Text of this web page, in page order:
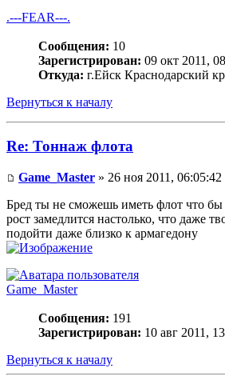
.---FEAR---.
Сообщения: 10
Зарегистрирован: 09 окт 2011,
Откуда: г.Ейск Краснодарский
Вернуться к началу
Re: Тоннаж флота
Game_Master » 26 ноя 2011, 06:05:42
Бред ты не сможешь иметь флот что бы
рост замедлится настолько, что даже
подойти даже близко к армагедону
Game_Master
Сообщения: 191
Зарегистрирован: 10 авг 2011,
Вернуться к началу